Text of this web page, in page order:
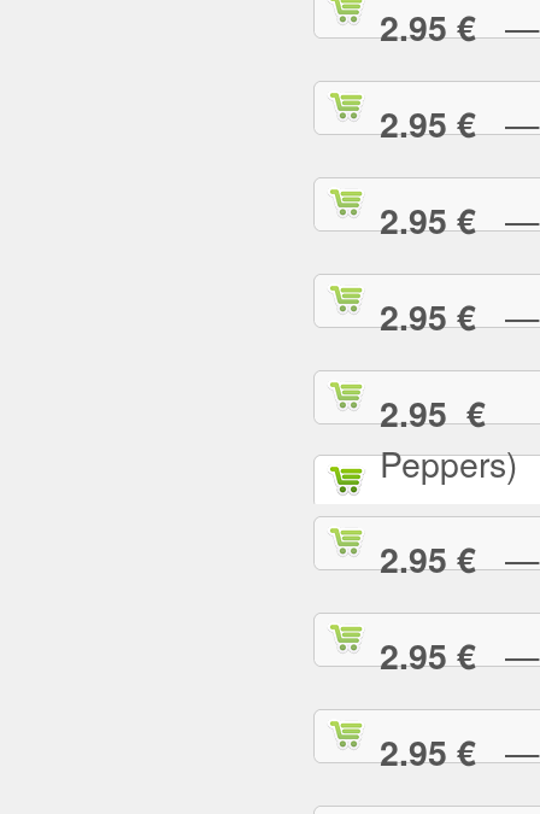
2.95 €—
2.95 €—
2.95 €—
2.95 €—
2.95 €—
Peppers)
2.95 €—
2.95 €—
2.95 €—